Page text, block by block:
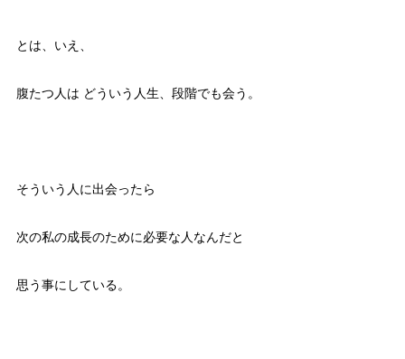
とは、いえ、
腹たつ人は どういう人生、段階でも会う。
そういう人に出会ったら
次の私の成長のために必要な人なんだと
思う事にしている。